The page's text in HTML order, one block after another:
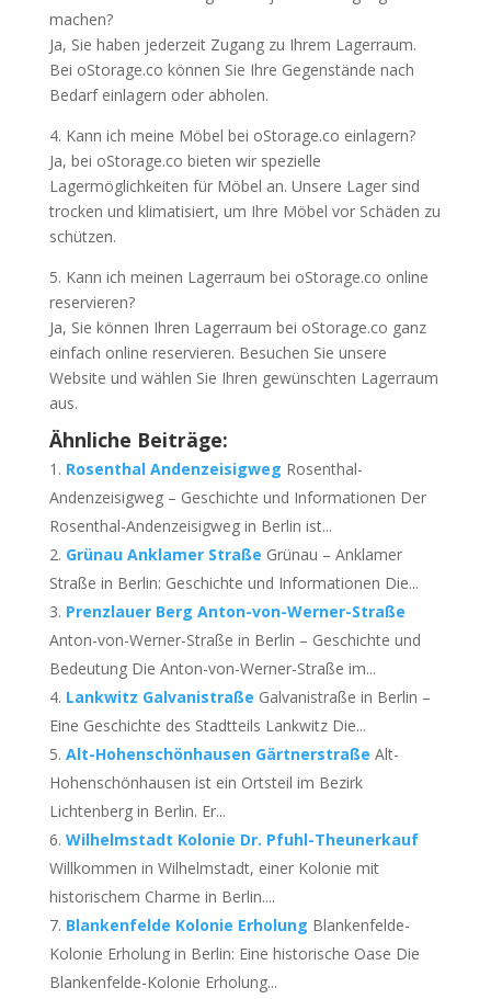
machen?
Ja, Sie haben jederzeit Zugang zu Ihrem Lagerraum.
Bei oStorage.co können Sie Ihre Gegenstände nach
Bedarf einlagern oder abholen.
4. Kann ich meine Möbel bei oStorage.co einlagern?
Ja, bei oStorage.co bieten wir spezielle
Lagermöglichkeiten für Möbel an. Unsere Lager sind
trocken und klimatisiert, um Ihre Möbel vor Schäden zu
schützen.
5. Kann ich meinen Lagerraum bei oStorage.co online
reservieren?
Ja, Sie können Ihren Lagerraum bei oStorage.co ganz
einfach online reservieren. Besuchen Sie unsere
Website und wählen Sie Ihren gewünschten Lagerraum
aus.
Ähnliche Beiträge:
Rosenthal Andenzeisigweg Rosenthal-
Andenzeisigweg – Geschichte und Informationen Der
Rosenthal-Andenzeisigweg in Berlin ist...
Grünau Anklamer Straße Grünau – Anklamer
Straße in Berlin: Geschichte und Informationen Die...
Prenzlauer Berg Anton-von-Werner-Straße
Anton-von-Werner-Straße in Berlin – Geschichte und
Bedeutung Die Anton-von-Werner-Straße im...
Lankwitz Galvanistraße Galvanistraße in Berlin –
Eine Geschichte des Stadtteils Lankwitz Die...
Alt-Hohenschönhausen Gärtnerstraße Alt-
Hohenschönhausen ist ein Ortsteil im Bezirk
Lichtenberg in Berlin. Er...
Wilhelmstadt Kolonie Dr. Pfuhl-Theunerkauf
Willkommen in Wilhelmstadt, einer Kolonie mit
historischem Charme in Berlin....
Blankenfelde Kolonie Erholung Blankenfelde-
Kolonie Erholung in Berlin: Eine historische Oase Die
Blankenfelde-Kolonie Erholung...